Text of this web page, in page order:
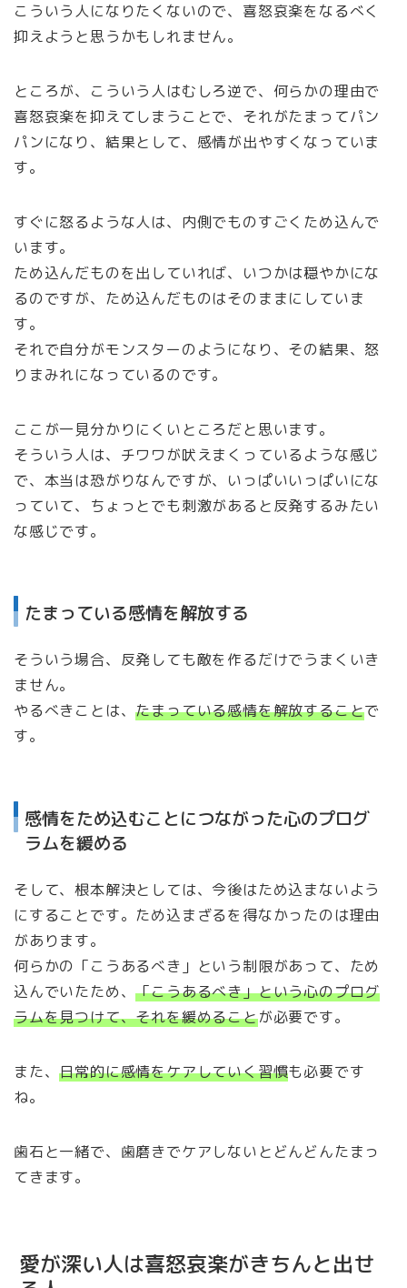
こういう人になりたくないので、喜怒哀楽をなるべく
抑えようと思うかもしれません。
ところが、こういう人はむしろ逆で、何らかの理由で
喜怒哀楽を抑えてしまうことで、それがたまってパン
パンになり、結果として、感情が出やすくなっていま
す。
すぐに怒るような人は、内側でものすごくため込んで
います。
ため込んだものを出していれば、いつかは穏やかにな
るのですが、ため込んだものはそのままにしていま
す。
それで自分がモンスターのようになり、その結果、怒
りまみれになっているのです。
ここが一見分かりにくいところだと思います。
そういう人は、チワワが吠えまくっているような感じ
で、本当は恐がりなんですが、いっぱいいっぱいにな
っていて、ちょっとでも刺激があると反発するみたい
な感じです。
たまっている感情を解放する
そういう場合、反発しても敵を作るだけでうまくいき
ません。
やるべきことは、たまっている感情を解放することで
す。
感情をため込むことにつながった心のプログ
ラムを緩める
そして、根本解決としては、今後はため込まないよう
にすることです。ため込まざるを得なかったのは理由
があります。
何らかの「こうあるべき」という制限があって、ため
込んでいたため、「こうあるべき」という心のプログ
ラムを見つけて、それを緩めることが必要です。
また、日常的に感情をケアしていく習慣も必要です
ね。
歯石と一緒で、歯磨きでケアしないとどんどんたまっ
てきます。
愛が深い人は喜怒哀楽がきちんと出せ